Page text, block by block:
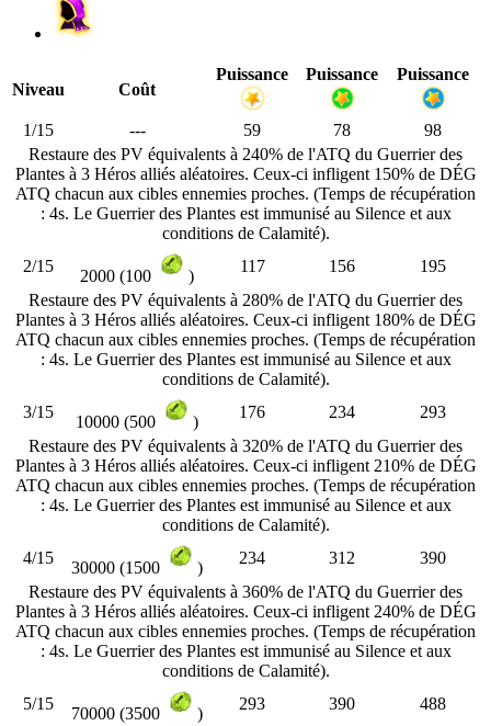
Niveau Coût
Puissance Puissance Puissance
1/15 --- 59 78
98
Restaure des PV équivalents à 240% de l'ATQ du Guerrier des
Plantes à 3 Héros alliés aléatoires. Ceux-ci infligent 150% de DÉG
ATQ chacun aux cibles ennemies proches. (Temps de récupération
: 4s. Le Guerrier des Plantes est immunisé au Silence et aux
conditions de Calamité).
2/15
2000 (100 )
117 156
195
Restaure des PV équivalents à 280% de l'ATQ du Guerrier des
Plantes à 3 Héros alliés aléatoires. Ceux-ci infligent 180% de DÉG
ATQ chacun aux cibles ennemies proches. (Temps de récupération
: 4s. Le Guerrier des Plantes est immunisé au Silence et aux
conditions de Calamité).
3/15
10000 (500 )
176 234
293
Restaure des PV équivalents à 320% de l'ATQ du Guerrier des
Plantes à 3 Héros alliés aléatoires. Ceux-ci infligent 210% de DÉG
ATQ chacun aux cibles ennemies proches. (Temps de récupération
: 4s. Le Guerrier des Plantes est immunisé au Silence et aux
conditions de Calamité).
4/15
30000 (1500 )
234 312
390
Restaure des PV équivalents à 360% de l'ATQ du Guerrier des
Plantes à 3 Héros alliés aléatoires. Ceux-ci infligent 240% de DÉG
ATQ chacun aux cibles ennemies proches. (Temps de récupération
: 4s. Le Guerrier des Plantes est immunisé au Silence et aux
conditions de Calamité).
5/15
70000 (3500 )
293 390
488